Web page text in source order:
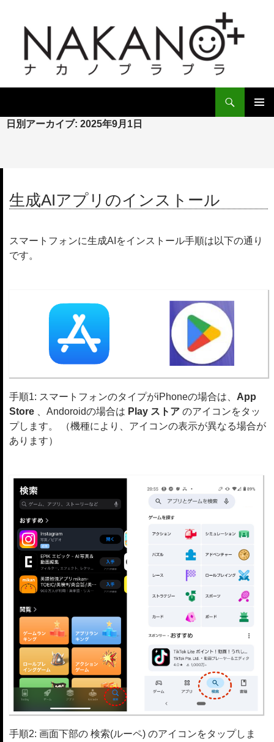
ニ
ュ
ン
キ
日別アーカイブ: 2025年9月1日
生成AIアプリのインストール
スマートフォンに生成AIをインストール手順は以下の通り
です。
手順1: スマートフォンのタイプがiPhoneの場合は、 App
Store 、Andoroidの場合は Play ストア のアイコンをタッ
プします。 （機種により、アイコンの表示が異なる場合が
あります）
手順2: 画面下部の 検索(ルーペ) のアイコンをタップしま